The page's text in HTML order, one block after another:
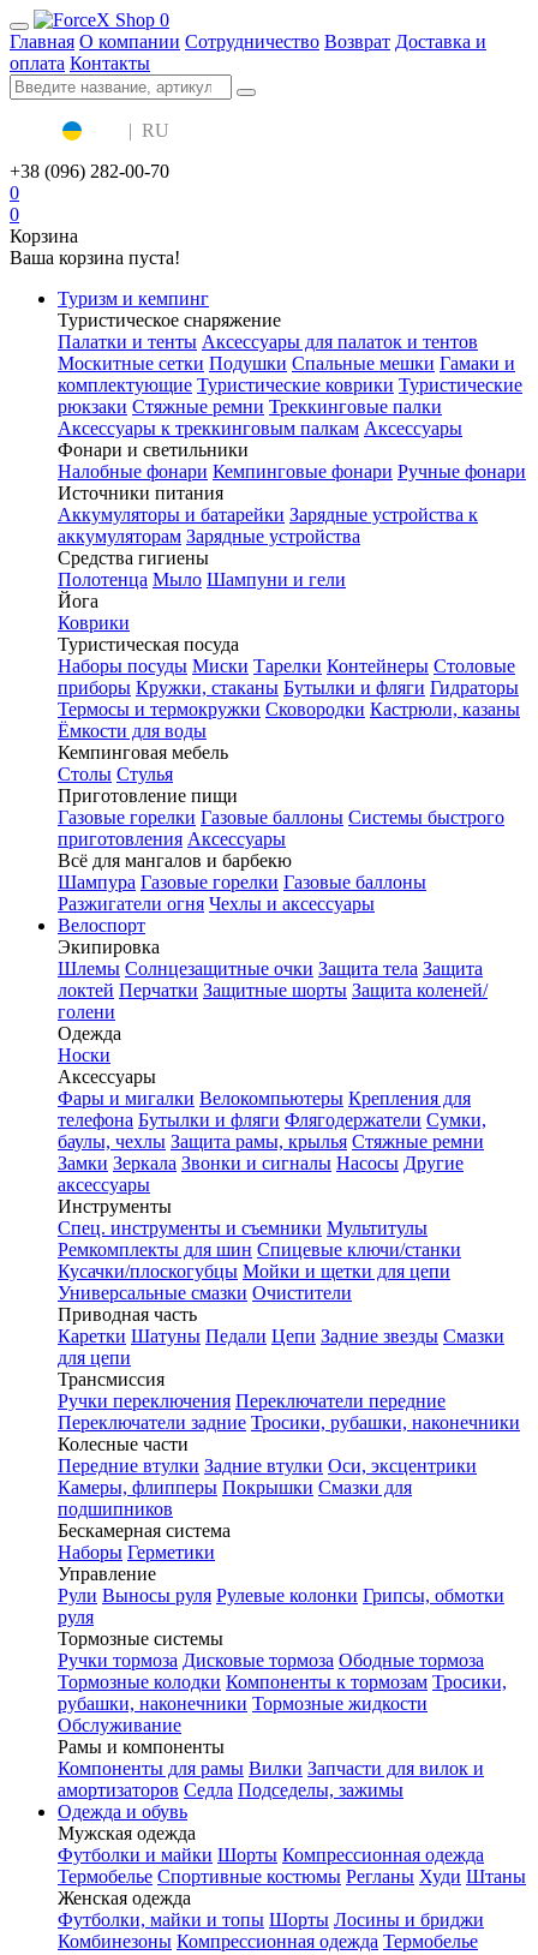
0
Главная О компании Сотрудничество Возврат Доставка и
оплата Контакты
| RU
+38 (096) 282-00-70
0
0
Корзина
Ваша корзина пуста!
Туризм и кемпинг
Туристическое снаряжение
Палатки и тенты Аксессуары для палаток и тентов
Москитные сетки Подушки Спальные мешки Гамаки и
комплектующие Туристические коврики Туристические
рюкзаки Стяжные ремни Треккинговые палки
Аксессуары к треккинговым палкам Аксессуары
Фонари и светильники
Налобные фонари Кемпинговые фонари Ручные фонари
Источники питания
Аккумуляторы и батарейки Зарядные устройства к
аккумуляторам Зарядные устройства
Средства гигиены
Полотенца Мыло Шампуни и гели
Йога
Коврики
Туристическая посуда
Наборы посуды Миски Тарелки Контейнеры Столовые
приборы Кружки, стаканы Бутылки и фляги Гидраторы
Термосы и термокружки Сковородки Кастрюли, казаны
Ёмкости для воды
Кемпинговая мебель
Столы Стулья
Приготовление пищи
Газовые горелки Газовые баллоны Системы быстрого
приготовления Аксессуары
Всё для мангалов и барбекю
Шампура Газовые горелки Газовые баллоны
Разжигатели огня Чехлы и аксессуары
Велоспорт
Экипировка
Шлемы Солнцезащитные очки Защита тела Защита
локтей Перчатки Защитные шорты Защита коленей/
голени
Одежда
Носки
Аксессуары
Фары и мигалки Велокомпьютеры Крепления для
телефона Бутылки и фляги Флягодержатели Сумки,
баулы, чехлы Защита рамы, крылья Стяжные ремни
Замки Зеркала Звонки и сигналы Насосы Другие
аксессуары
Инструменты
Спец. инструменты и съемники Мультитулы
Ремкомплекты для шин Спицевые ключи/станки
Кусачки/плоскогубцы Мойки и щетки для цепи
Универсальные смазки Очистители
Приводная часть
Каретки Шатуны Педали Цепи Задние звезды Смазки
для цепи
Трансмиссия
Ручки переключения Переключатели передние
Переключатели задние Тросики, рубашки, наконечники
Колесные части
Передние втулки Задние втулки Оси, эксцентрики
Камеры, флипперы Покрышки Смазки для
подшипников
Бескамерная система
Наборы Герметики
Управление
Рули Выносы руля Рулевые колонки Грипсы, обмотки
руля
Тормозные системы
Ручки тормоза Дисковые тормоза Ободные тормоза
Тормозные колодки Компоненты к тормозам Тросики,
рубашки, наконечники Тормозные жидкости
Обслуживание
Рамы и компоненты
Компоненты для рамы Вилки Запчасти для вилок и
амортизаторов Седла Подседелы, зажимы
Одежда и обувь
Мужская одежда
Футболки и майки Шорты Компрессионная одежда
Термобелье Спортивные костюмы Регланы Худи Штаны
Женская одежда
Футболки, майки и топы Шорты Лосины и бриджи
Комбинезоны Компрессионная одежда Термобелье